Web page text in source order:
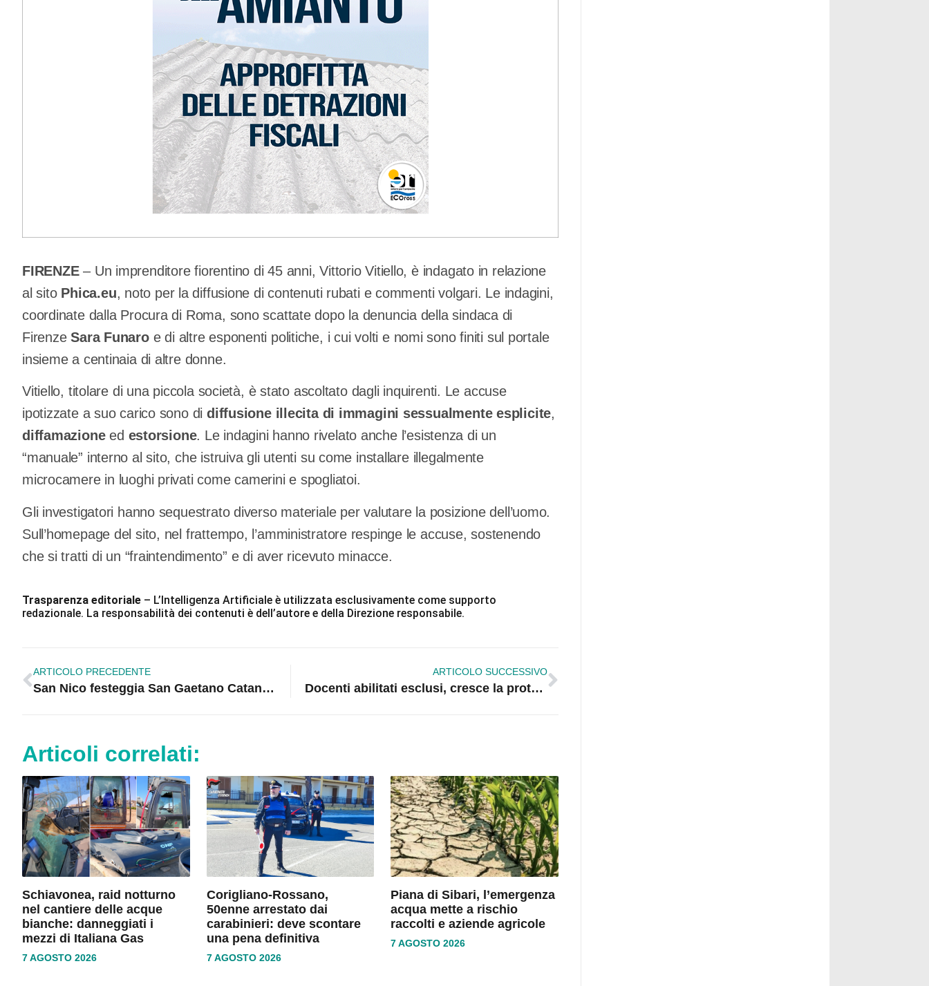
FIRENZE– Un imprenditore fiorentino di 45 anni, Vittorio Vitiello, è indagato in relazione
al sito Phica.eu, noto per la diffusione di contenuti rubati e commenti volgari. Le indagini,
coordinate dalla Procura di Roma, sono scattate dopo la denuncia della sindaca di
FirenzeSara Funaroe di altre esponenti politiche, i cui volti e nomi sono finiti sul portale
insieme a centinaia di altre donne.
Vitiello, titolare di una piccola società, è stato ascoltato dagli inquirenti. Le accuse
ipotizzate a suo carico sono di diffusione illecita di immagini sessualmente esplicite,
diffamazioneed estorsione. Le indagini hanno rivelato anche l’esistenza di un
“manuale” interno al sito, che istruiva gli utenti su come installare illegalmente
microcamere in luoghi privati come camerini e spogliatoi.
Gli investigatori hanno sequestrato diverso materiale per valutare la posizione dell’uomo.
Sull’homepage del sito, nel frattempo, l’amministratore respinge le accuse, sostenendo
che si tratti di un “fraintendimento” e di aver ricevuto minacce.
Trasparenza editoriale – L’Intelligenza Artificiale è utilizzata esclusivamente come supporto
redazionale. La responsabilità dei contenuti è dell’autore e della Direzione responsabile.
ARTICOLO PRECEDENTE
San Nico festeggia San Gaetano Catanoso: tre giorni di musica, spettacolo e divertimento
ARTICOLO SUCCESSIVO
Docenti abilitati esclusi, cresce la protesta in Calabria: la petizione per il diritto a insegnare
Articoli correlati:
Schiavonea, raid notturno
nel cantiere delle acque
bianche: danneggiati i
mezzi di Italiana Gas
7 AGOSTO 2026
Corigliano-Rossano,
50enne arrestato dai
carabinieri: deve scontare
una pena definitiva
7 AGOSTO 2026
Piana di Sibari, l’emergenza
acqua mette a rischio
raccolti e aziende agricole
7 AGOSTO 2026